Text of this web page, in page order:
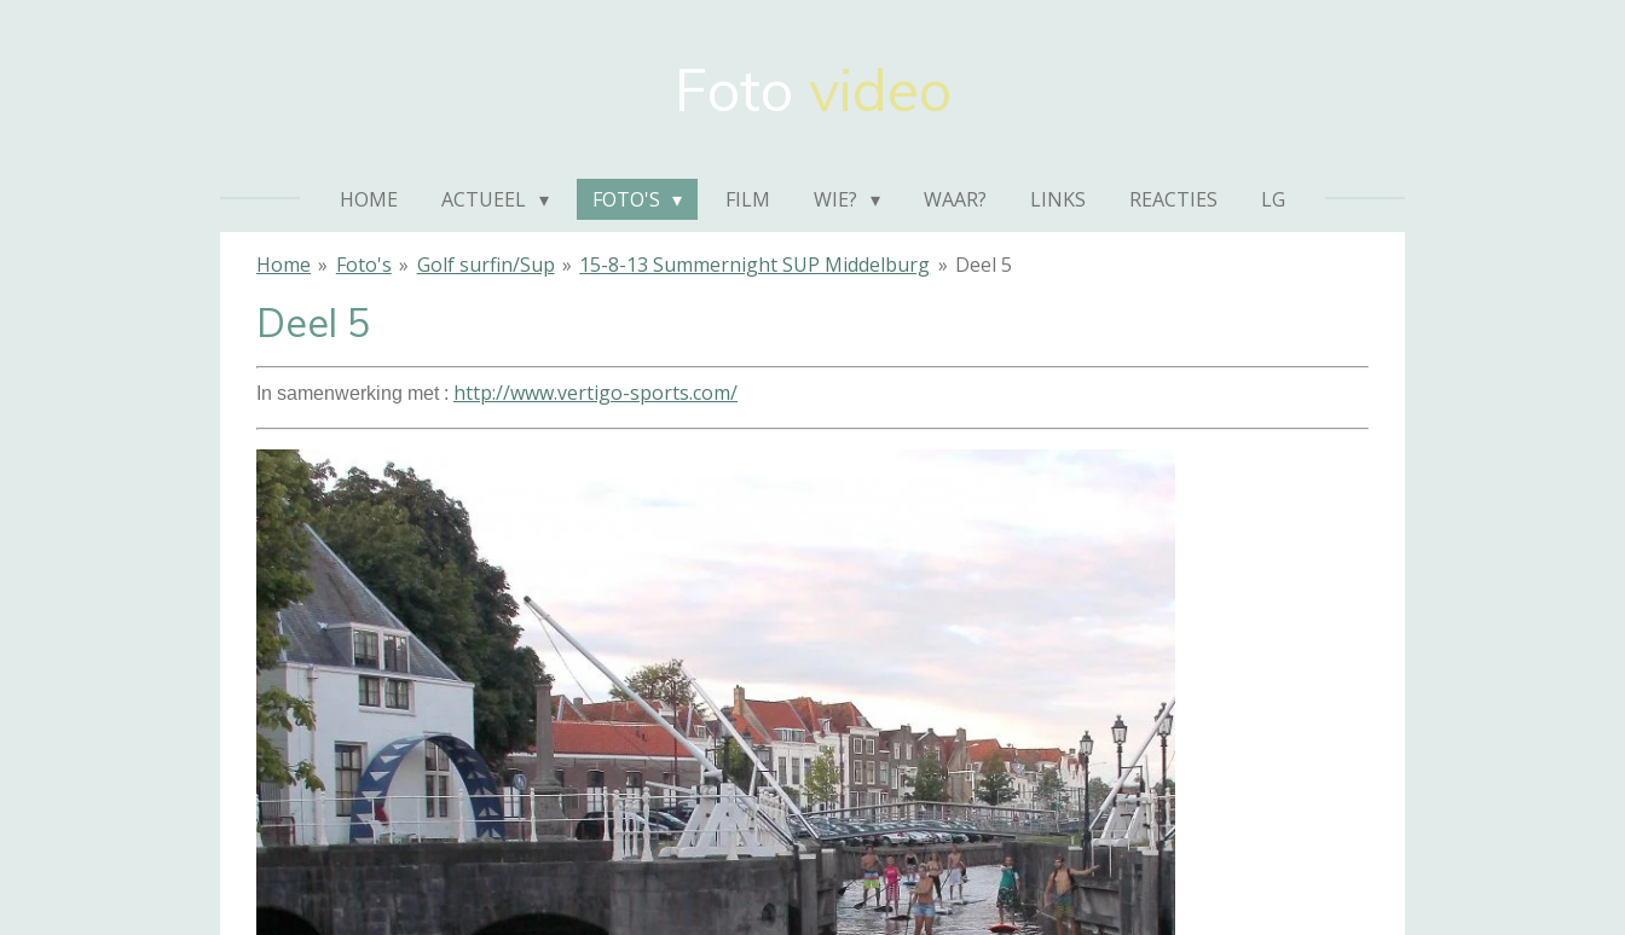
Foto video
HOME ACTUEEL FOTO'S FILM WIE? WAAR? LINKS REACTIES LG
Home » Foto's » Golf surfin/Sup » 15-8-13 Summernight SUP Middelburg » Deel 5
Deel 5
In samenwerking met : http://www.vertigo-sports.com/